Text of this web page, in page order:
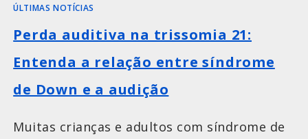
ÚLTIMAS NOTÍCIAS
Perda auditiva na trissomia 21:
Entenda a relação entre síndrome
de Down e a audição
Muitas crianças e adultos com síndrome de